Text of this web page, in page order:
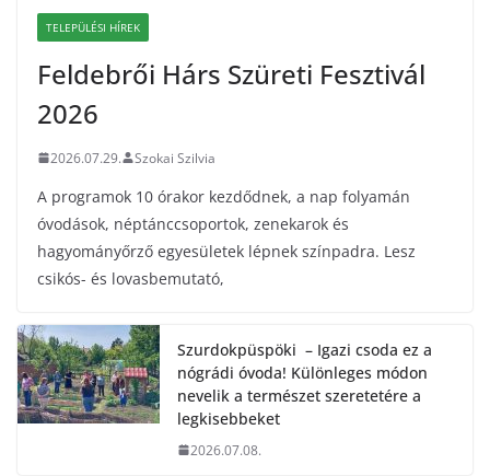
TELEPÜLÉSI HÍREK
Feldebrői Hárs Szüreti Fesztivál
2026
2026.07.29. Szokai Szilvia
A programok 10 órakor kezdődnek, a nap folyamán
óvodások, néptánccsoportok, zenekarok és
hagyományőrző egyesületek lépnek színpadra. Lesz
csikós- és lovasbemutató,
Szurdokpüspöki – Igazi csoda ez a
nógrádi óvoda! Különleges módon
nevelik a természet szeretetére a
legkisebbeket
2026.07.08.